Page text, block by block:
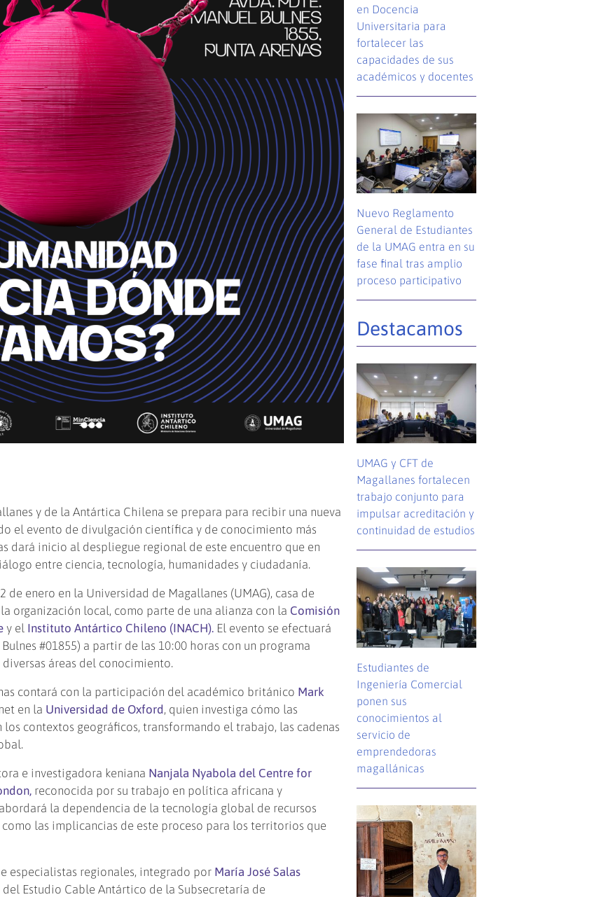
y de la Antártica Chilena se prepara para recibir una nueva
el evento de divulgación científica y de conocimiento más
dará inicio al despliegue regional de este encuentro que en
entre ciencia, tecnología, humanidades y ciudadanía.
de enero en la Universidad de Magallanes (UMAG), casa de
organización local, como parte de una alianza con la Comisión
y el Instituto Antártico Chileno (INACH). El evento se efectuará
#01855) a partir de las 10:00 horas con un programa
áreas del conocimiento.
contará con la participación del académico británico Mark
en la Universidad de Oxford, quien investiga cómo las
contextos geográficos, transformando el trabajo, las cadenas
e investigadora keniana Nanjala Nyabola del Centre for
reconocida por su trabajo en política africana y
la dependencia de la tecnología global de recursos
las implicancias de este proceso para los territorios que
especialistas regionales, integrado por María José Salas
Estudio Cable Antártico de la Subsecretaría de
en Docencia
Universitaria para
fortalecer las
capacidades de sus
académicos y docentes
Nuevo Reglamento
General de Estudiantes
de la UMAG entra en su
fase final tras amplio
proceso participativo
Destacamos
UMAG y CFT de
Magallanes fortalecen
trabajo conjunto para
impulsar acreditación y
continuidad de estudios
Estudiantes de
Ingeniería Comercial
ponen sus
conocimientos al
servicio de
emprendedoras
magallánicas